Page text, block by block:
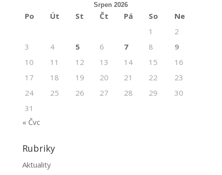
Srpen 2026
Po Út St Čt Pá So
Ne
1
2
3
4 5 6 7 8
9
10
11 12 13 14 15
16
17
18 19 20 21 22
23
24
25 26 27 28 29
30
31
« Čvc
Rubriky
Aktuality